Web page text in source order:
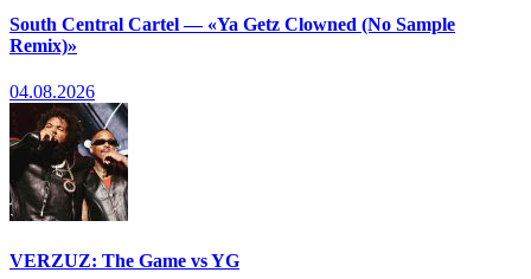
South Central Cartel — «Ya Getz Clowned (No Sample
Remix)»
04.08.2026
VERZUZ: The Game vs YG